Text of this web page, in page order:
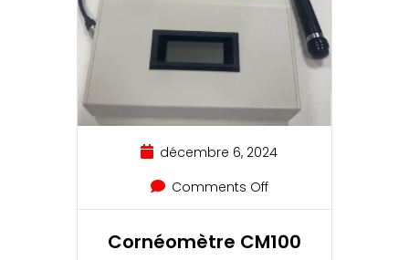
décembre 6, 2024
Comments Off
Cornéomètre CM100